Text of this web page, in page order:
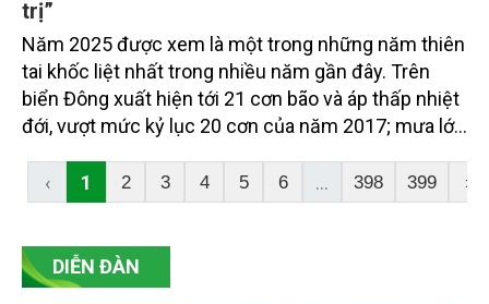
trị”
Năm 2025 được xem là một trong những năm thiên
tai khốc liệt nhất trong nhiều năm gần đây. Trên
biển Đông xuất hiện tới 21 cơn bão và áp thấp nhiệt
đới, vượt mức kỷ lục 20 cơn của năm 2017; mưa lớn
vực, gây lũ lụt nghiêm trọng, xuất hiện lũ vượt mức
lịch sử trên 18 tuyến sông ở Bắc Bộ và Trung Bộ. Hệ
tuyến đê sông Cầu, sông Thương đã phải tổ chức
chống tràn gần như toàn tuyến.
‹ 1 2 3 4 5 6 ... 398 399 ›
DIỄN ĐÀN